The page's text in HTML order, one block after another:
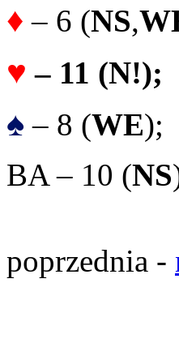
♦ – 6 (NS,
♥ – 11 (N!);
♠ – 8 (WE);
BA – 10 (NS
poprzednia -